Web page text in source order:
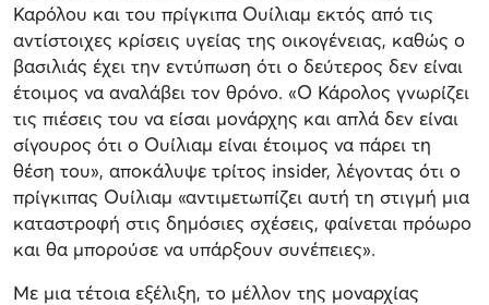
Καρόλου και του πρίγκιπα Ουίλιαμ εκτός από τις
αντίστοιχες κρίσεις υγείας της οικογένειας, καθώς ο
βασιλιάς έχει την εντύπωση ότι ο δεύτερος δεν είναι
έτοιμος να αναλάβει τον θρόνο. «Ο Κάρολος γνωρίζει
τις πιέσεις του να είσαι μονάρχης και απλά δεν είναι
σίγουρος ότι ο Ουίλιαμ είναι έτοιμος να πάρει τη
θέση του», αποκάλυψε τρίτος insider, λέγοντας ότι ο
πρίγκιπας Ουίλιαμ «αντιμετωπίζει αυτή τη στιγμή μια
καταστροφή στις δημόσιες σχέσεις, φαίνεται πρόωρο
και θα μπορούσε να υπάρξουν συνέπειες».
Με μια τέτοια εξέλιξη, το μέλλον της μοναρχίας